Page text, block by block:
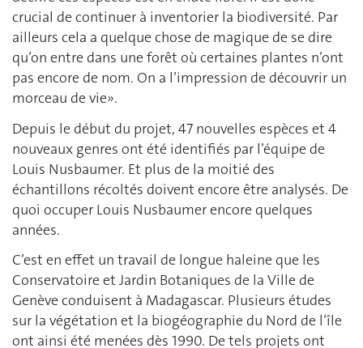
crucial de continuer à inventorier la biodiversité. Par
ailleurs cela a quelque chose de magique de se dire
qu’on entre dans une forêt où certaines plantes n’ont
pas encore de nom. On a l’impression de découvrir un
morceau de vie».
Depuis le début du projet, 47 nouvelles espèces et 4
nouveaux genres ont été identifiés par l’équipe de
Louis Nusbaumer. Et plus de la moitié des
échantillons récoltés doivent encore être analysés. De
quoi occuper Louis Nusbaumer encore quelques
années.
C’est en effet un travail de longue haleine que les
Conservatoire et Jardin Botaniques de la Ville de
Genève conduisent à Madagascar. Plusieurs études
sur la végétation et la biogéographie du Nord de l’île
ont ainsi été menées dès 1990. De tels projets ont